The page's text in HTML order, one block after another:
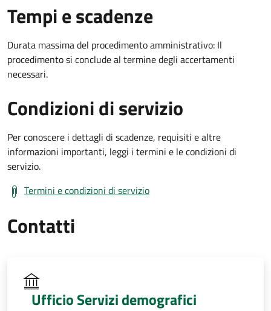
Tempi e scadenze
Durata massima del procedimento amministrativo: Il
procedimento si conclude al termine degli accertamenti
necessari.
Condizioni di servizio
Per conoscere i dettagli di scadenze, requisiti e altre
informazioni importanti, leggi i termini e le condizioni di
servizio.
Termini e condizioni di servizio
Contatti
Ufficio Servizi demografici